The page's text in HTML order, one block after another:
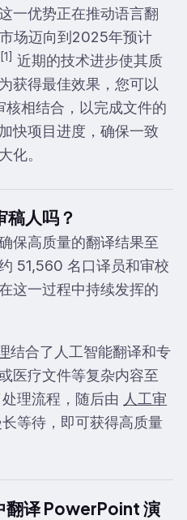
一优势正在推动语言翻
场迈向到2025年预计
[1] 近期的技术进步使其质
获得最佳效果，您可以
相结合，以完成文件的
快项目进度，确保一致
化。
稿人吗？
保高质量的翻译结果至
51,560 名口译员和审校
这一过程中持续发挥的
结合了人工智能翻译和专
医疗文件等复杂内容至
理流程，随后由 人工审
等待，即可获得高质量
译 PowerPoint 演